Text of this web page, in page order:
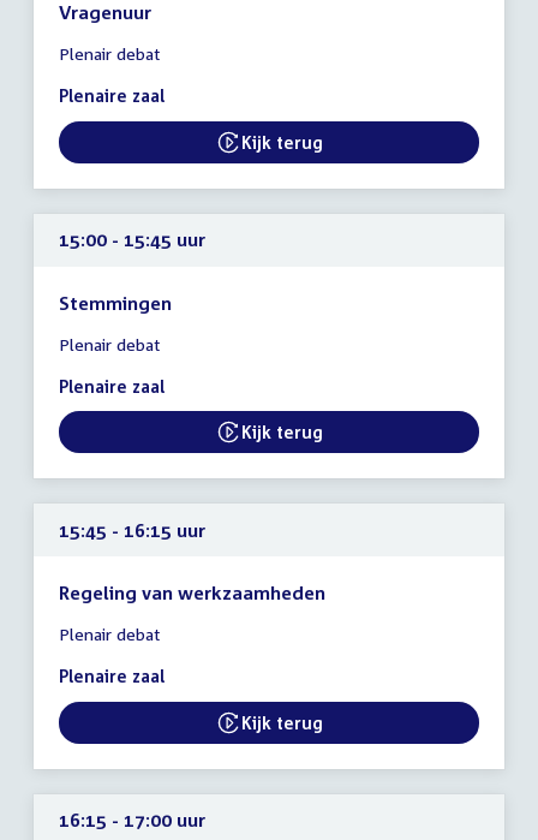
Vragenuur
vergadering
14:00
15:00
uur
Plenair debat
Plenaire zaal
External link:
Kijk terug
15:00 - 15:45 uur
Stemmingen
vergadering
15:00
15:45
uur
Plenair debat
Plenaire zaal
External link:
Kijk terug
15:45 - 16:15 uur
Regeling van werkzaamheden
vergadering
15:45
16:15
uur
Plenair debat
Plenaire zaal
External link:
Kijk terug
16:15 - 17:00 uur